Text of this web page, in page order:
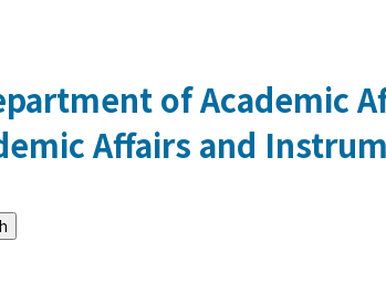
of Academic
Affairs and